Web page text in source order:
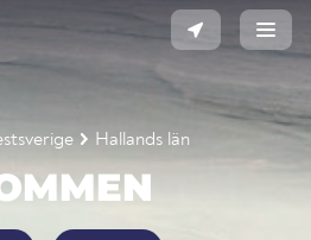
Hallands län